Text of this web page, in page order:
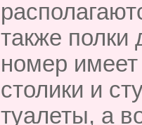
также
номер имеет
столики и
туалеты, а